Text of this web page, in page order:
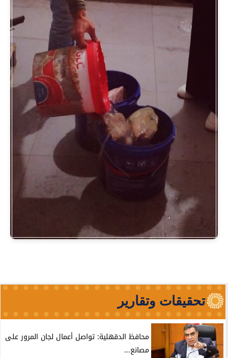
تحقيقات وتقارير
محافظ الدقهلية: تواصل أعمال لجان المرور على
مصانع...